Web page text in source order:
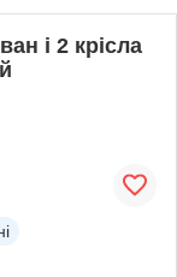
і 2 крісла